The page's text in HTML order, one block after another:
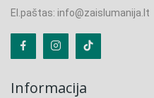
El.paštas: info@zaislumanija.lt
Informacija